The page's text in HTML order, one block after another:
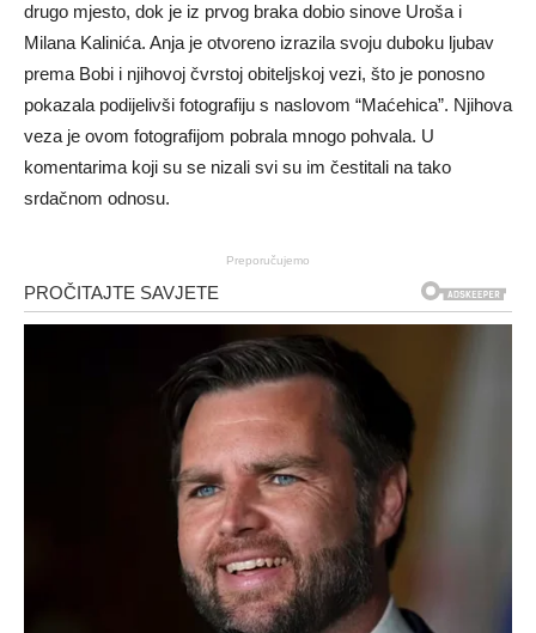
drugo mjesto, dok je iz prvog braka dobio sinove Uroša i
Milana Kalinića. Anja je otvoreno izrazila svoju duboku ljubav
prema Bobi i njihovoj čvrstoj obiteljskoj vezi, što je ponosno
pokazala podijelivši fotografiju s naslovom “Maćehica”. Njihova
veza je ovom fotografijom pobrala mnogo pohvala. U
komentarima koji su se nizali svi su im čestitali na tako
srdačnom odnosu.
Preporučujemo